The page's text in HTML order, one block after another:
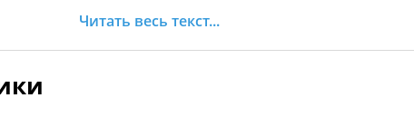
между пластиковым и надувным каяком, между скоростью и
Читать весь текст...